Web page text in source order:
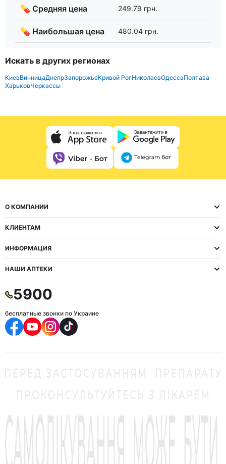
💊 Средняя цена 249.79 грн.
💊 Наибольшая цена 480.04 грн.
Искать в других регионах
КиевВинницаДнепрЗапорожьеКривой РогНиколаевОдессаПолтава
ХарьковЧеркассы
О КОМПАНИИ
КЛИЕНТАМ
ИНФОРМАЦИЯ
НАШИ АПТЕКИ
5900
бесплатные звонки по Украине